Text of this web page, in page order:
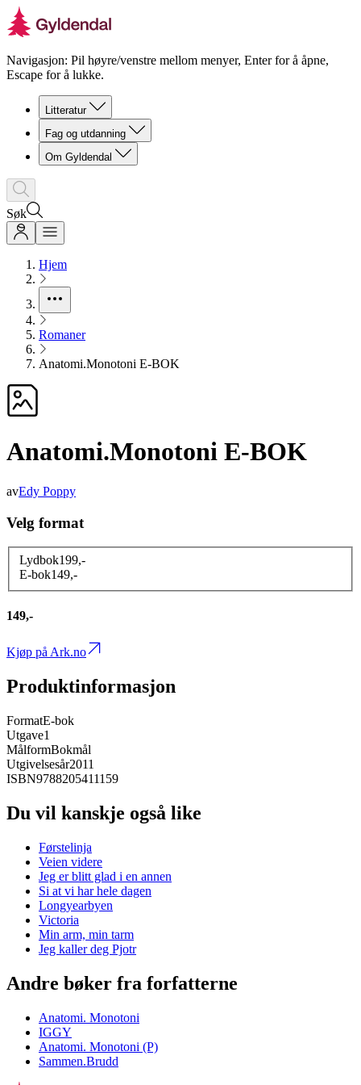
Navigasjon: Pil høyre/venstre mellom menyer, Enter for å åpne,
Escape for å lukke.
Litteratur
Fag og utdanning
Om Gyldendal
Søk
Hjem
Romaner
Anatomi.Monotoni E-BOK
Anatomi.Monotoni E-BOK
avEdy Poppy
Velg format
Lydbok199,-
E-bok149,-
149,-
Kjøp på Ark.no
Produktinformasjon
FormatE-bok
Utgave1
MålformBokmål
Utgivelsesår2011
ISBN9788205411159
Du vil kanskje også like
Førstelinja
Veien videre
Jeg er blitt glad i en annen
Si at vi har hele dagen
Longyearbyen
Victoria
Min arm, min tarm
Jeg kaller deg Pjotr
Andre bøker fra forfatterne
Anatomi. Monotoni
IGGY
Anatomi. Monotoni (P)
Sammen.Brudd